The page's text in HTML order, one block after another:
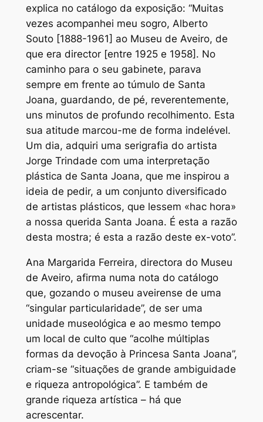
explica no catálogo da exposição: “Muitas
vezes acompanhei meu sogro, Alberto
Souto [1888-1961] ao Museu de Aveiro, de
que era director [entre 1925 e 1958]. No
caminho para o seu gabinete, parava
sempre em frente ao túmulo de Santa
Joana, guardando, de pé, reverentemente,
uns minutos de profundo recolhimento. Esta
sua atitude marcou-me de forma indelével.
Um dia, adquiri uma serigrafia do artista
Jorge Trindade com uma interpretação
plástica de Santa Joana, que me inspirou a
ideia de pedir, a um conjunto diversificado
de artistas plásticos, que lessem «hac hora»
a nossa querida Santa Joana. É esta a razão
desta mostra; é esta a razão deste ex-voto”.
Ana Margarida Ferreira, directora do Museu
de Aveiro, afirma numa nota do catálogo
que, gozando o museu aveirense de uma
“singular particularidade”, de ser uma
unidade museológica e ao mesmo tempo
um local de culto que “acolhe múltiplas
formas da devoção à Princesa Santa Joana”,
criam-se “situações de grande ambiguidade
e riqueza antropológica”. E também de
grande riqueza artística – há que
acrescentar.